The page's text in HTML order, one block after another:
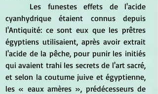
cyanhydrique étaient connus depuis
l'Antiquité: ce sont eux que les prêtres
égyptiens utilisaient, après avoir extrait
l'acide de la pêche, pour punir les initiés
qui avaient trahi les secrets de l'art sacré,
et selon la coutume juive et égyptienne,
les « eaux amères », prédécesseurs de